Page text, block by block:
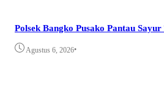
Polsek Bangko Pusako Pantau
Agustus 6, 2026•